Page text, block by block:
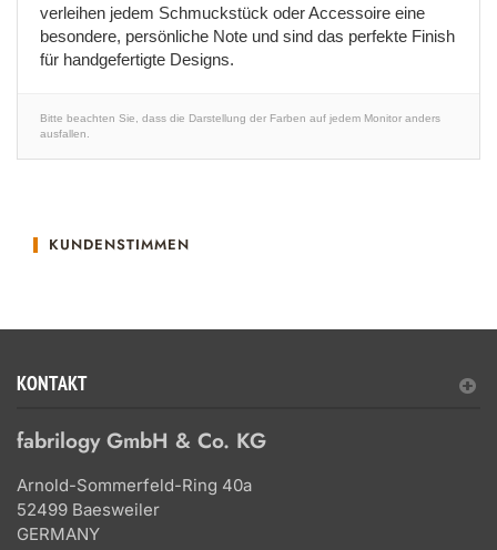
verleihen jedem Schmuckstück oder Accessoire eine
besondere, persönliche Note und sind das perfekte Finish
für handgefertigte Designs.
Bitte beachten Sie, dass die Darstellung der Farben auf jedem Monitor anders
ausfallen.
KUNDENSTIMMEN
KONTAKT
fabrilogy GmbH & Co. KG
Arnold-Sommerfeld-Ring 40a
52499 Baesweiler
GERMANY